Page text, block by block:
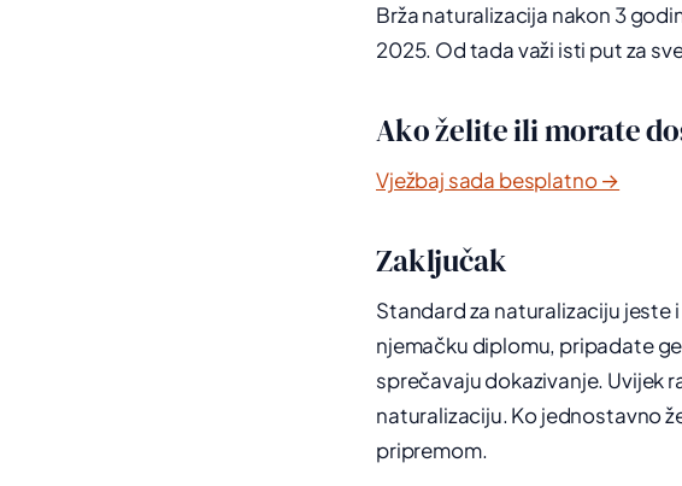
Brža naturalizacija nakon 3
2025. Od tada važi isti put za
Ako želite ili morate
Vježbaj sada besplatno →
Zaključak
Standard za naturalizaciju jeste
njemačku diplomu, pripadate
sprečavaju dokazivanje. Uvijek
naturalizaciju. Ko jednostavno
pripremom.